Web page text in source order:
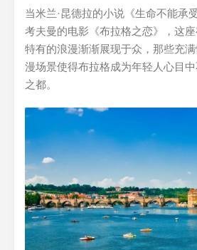
当米兰·昆德拉的小说《生命不能承
考夫曼的电影《布拉格之恋》，这
特有的浪漫渐渐展现于众，那些充
漫场景使得布拉格成为年轻人心目
之都。